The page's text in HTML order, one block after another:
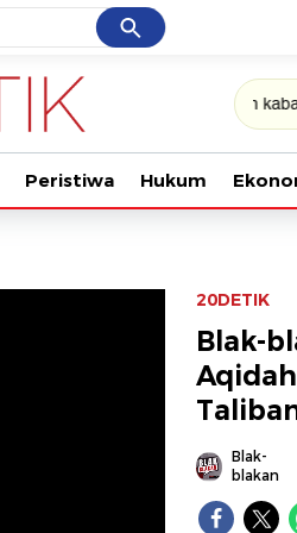
Cancel
Tonton kabar
Peristiwa Hukum
20DETIK
Blak-
Blak-
blakan